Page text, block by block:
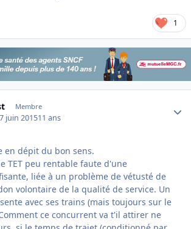
1
Membre
juin 201511 ans
en dépit du bon sens.
TET peu rentable faute d'une
liée à un problème de vétusté de
volontaire de la qualité de service. Un
avec ses trains (mais toujours sur le
ce concurrent va t'il attirer ne